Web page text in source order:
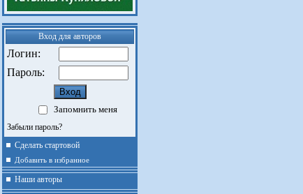
Вход для авторов
Логин:
Пароль:
Запомнить меня
Забыли пароль?
Сделать стартовой
Добавить в избранное
Наши авторы